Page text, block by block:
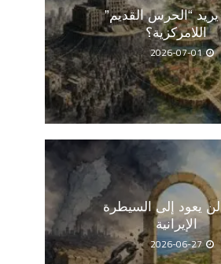
يريد “الحرس القديم”
اللامركزية؟
2026-07-01
لن يعود إلى السيطرة
الإيرانية
2026-06-27